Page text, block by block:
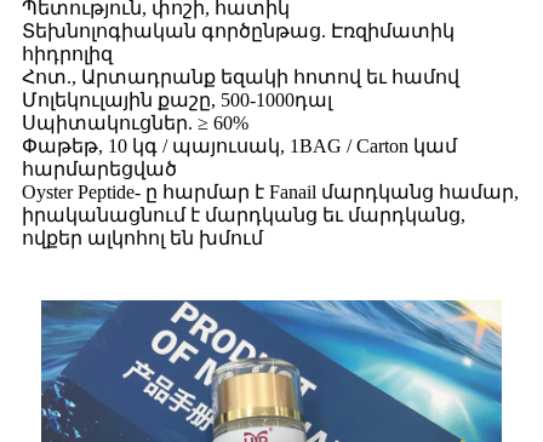
Պետություն, փոշի, հատիկ
Տեխնոլոգիական գործընթաց. Էռզիմատիկ
հիդրոլիզ
Հոտ., Արտադրանք եզակի հոտով եւ համով
Մոլեկուլային քաշը, 500-1000դալ
Սպիտակուցներ. ≥ 60%
Փաթեթ, 10 կգ / պայուսակ, 1BAG / Carton կամ
հարմարեցված
Oyster Peptide- ը հարմար է Fanail մարդկանց համար,
իրականացնում է մարդկանց եւ մարդկանց,
ովքեր ալկոհոլ են խմում